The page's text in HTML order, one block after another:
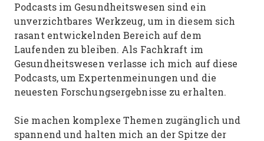
Podcasts im Gesundheitswesen sind ein
unverzichtbares Werkzeug, um in diesem sich
rasant entwickelnden Bereich auf dem
Laufenden zu bleiben. Als Fachkraft im
Gesundheitswesen verlasse ich mich auf diese
Podcasts, um Expertenmeinungen und die
neuesten Forschungsergebnisse zu erhalten.
Sie machen komplexe Themen zugänglich und
spannend und halten mich an der Spitze der